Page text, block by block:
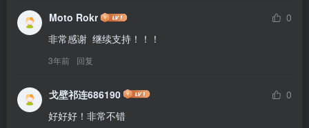
Moto Rokr
0
非常感谢  继续支持！！！
3年前 回复
戈壁祁连686190
0
好好好！非常不错